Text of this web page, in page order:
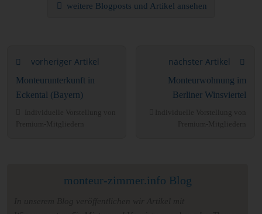
weitere Blogposts und Artikel ansehen
vorheriger Artikel
Monteurunterkunft in
Eckental (Bayern)
nächster Artikel
Monteurwohnung im
Berliner Winsviertel
monteur-zimmer.info Blog